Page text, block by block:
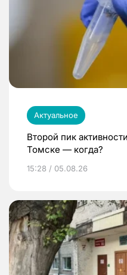
Актуальное
Второй пик
Томске — когда?
15:28 / 05.08.26